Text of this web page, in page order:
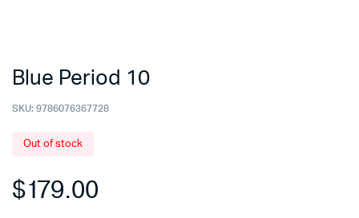
Blue Period 10
SKU: 9786076367728
Out of stock
$179.00